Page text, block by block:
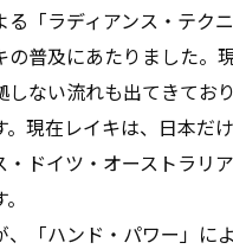
る「ラディアンス・テク
普及にあたりました。現
しない流れも出てきてお
現在レイキは、日本だけ
ドイツ・オーストラリ
「ハンド・パワー」に